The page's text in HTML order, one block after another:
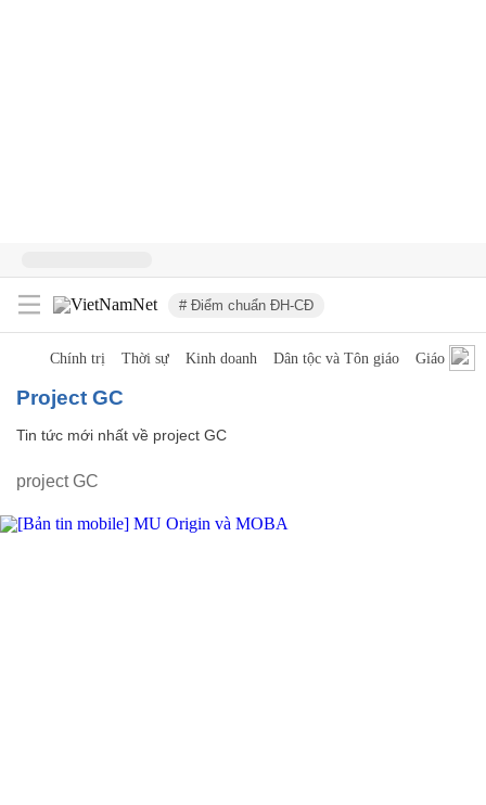
# Điểm chuẩn ĐH-CĐ
Chính trị Thời sự Kinh doanh Dân tộc và Tôn giáo Giáo dục
project GC
Tin tức mới nhất về project GC
project GC